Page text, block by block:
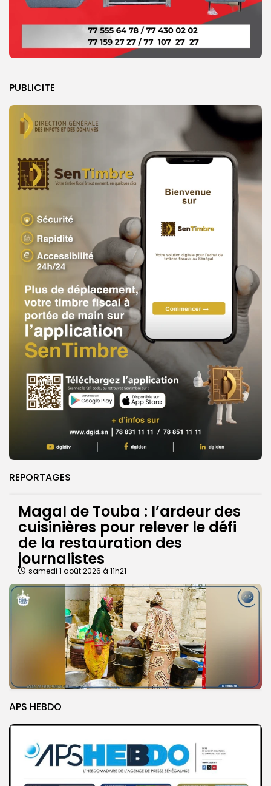
PUBLICITE
REPORTAGES
Magal de Touba : l’ardeur des
cuisinières pour relever le défi
de la restauration des
journalistes
samedi 1 août 2026 à 11h21
APS HEBDO